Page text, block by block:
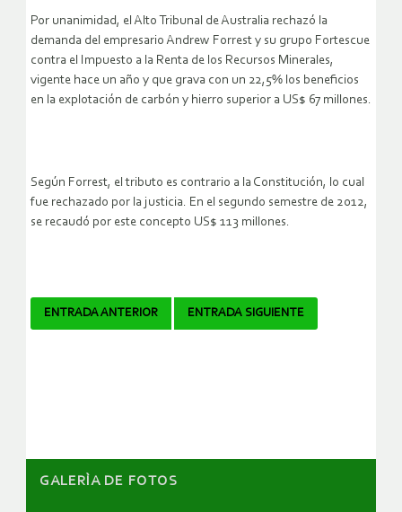
Por unanimidad, el Alto Tribunal de Australia rechazó la
demanda del empresario Andrew Forrest y su grupo Fortescue
contra el Impuesto a la Renta de los Recursos Minerales,
vigente hace un año y que grava con un 22,5% los beneficios
en la explotación de carbón y hierro superior a US$ 67 millones.
Según Forrest, el tributo es contrario a la Constitución, lo cual
fue rechazado por la justicia. En el segundo semestre de 2012,
se recaudó por este concepto US$ 113 millones.
Navegador
ENTRADA ANTERIOR ENTRADA SIGUIENTE
GALERÌA DE FOTOS